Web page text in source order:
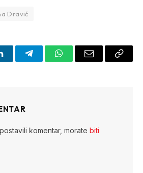
Dravić
TelegramWhatsAppEmail
Copy
komentar, morate biti